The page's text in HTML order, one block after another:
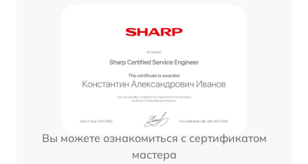
Вы можете ознакомиться с сертификатом
мастера